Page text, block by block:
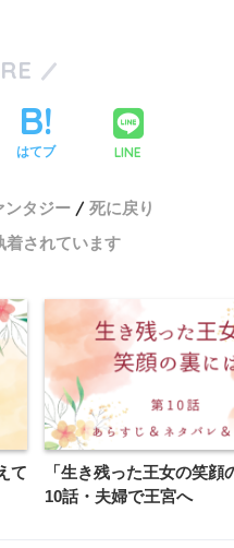
はてブ LINE
ンタジー
死に戻り
着されています
て
「生き残った王女の笑顔
10話・夫婦で王宮へ